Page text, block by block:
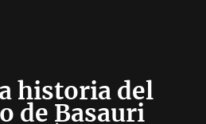
historia del
de Basauri